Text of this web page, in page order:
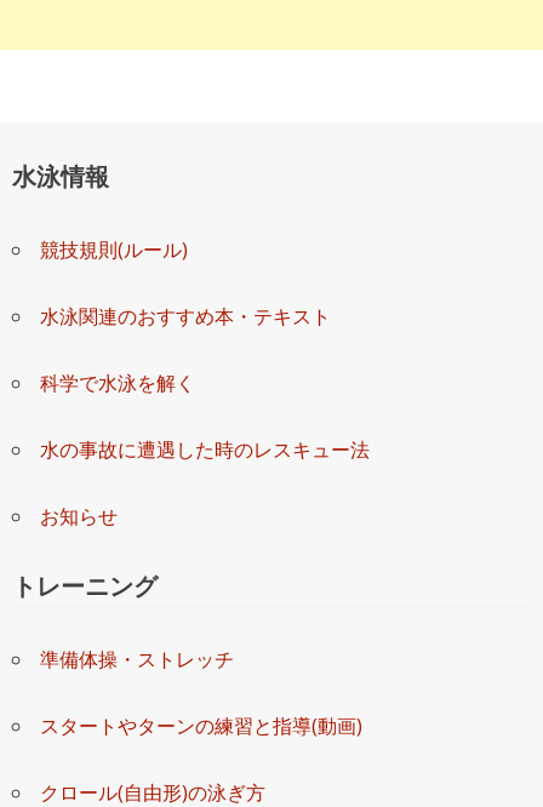
水泳情報
競技規則(ルール)
水泳関連のおすすめ本・テキスト
科学で水泳を解く
水の事故に遭遇した時のレスキュー法
お知らせ
トレーニング
準備体操・ストレッチ
スタートやターンの練習と指導(動画)
クロール(自由形)の泳ぎ方